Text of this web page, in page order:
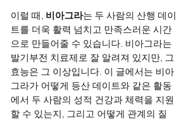
이럴 때, 비아그라는 두 사람의 산행 데이
트를 더욱 활력 넘치고 만족스러운 시간
으로 만들어줄 수 있습니다. 비아그라는
발기부전 치료제로 잘 알려져 있지만, 그
효능은 그 이상입니다. 이 글에서는 비아
그라가 어떻게 등산 데이트와 같은 활동
에서 두 사람의 성적 건강과 체력을 지원
할 수 있는지, 그리고 어떻게 관계의 질